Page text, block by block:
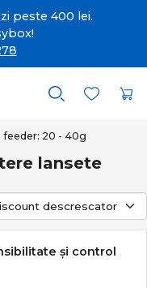
peste 400 lei.
20 - 40g
lansete
și control